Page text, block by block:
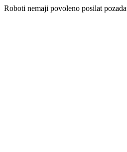
Roboti nemaji povoleno posilat